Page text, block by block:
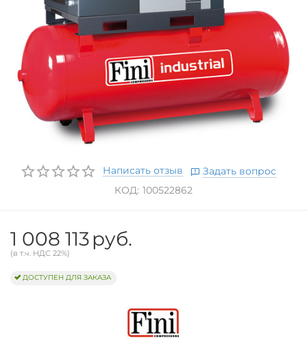
Написать отзыв
Задать вопрос
КОД: 100522862
1 008 113руб.
(в т.ч. НДС 22%)
ДОСТУПЕН ДЛЯ ЗАКАЗА